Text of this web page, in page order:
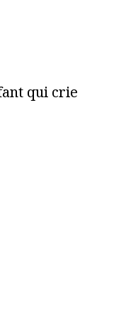
qui crie